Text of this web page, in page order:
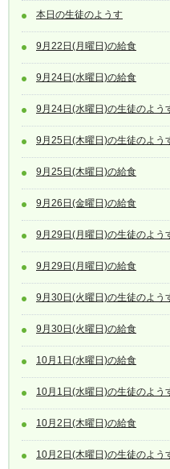
本日の生徒のようす
9月22日(月曜日)の給食
9月24日(水曜日)の給食
9月24日(水曜日)の生徒のよう
9月25日(木曜日)の生徒のよう
9月25日(木曜日)の給食
9月26日(金曜日)の給食
9月29日(月曜日)の生徒のよう
9月29日(月曜日)の給食
9月30日(火曜日)の生徒のよう
9月30日(火曜日)の給食
10月1日(水曜日)の給食
10月1日(水曜日)の生徒のよう
10月2日(木曜日)の給食
10月2日(木曜日)の生徒のよう